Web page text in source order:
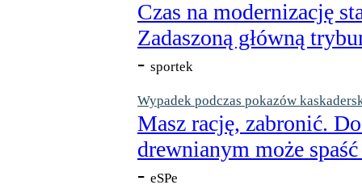
Czas na modernizację
Zadaszoną główną
- sportek
Wypadek podczas pokazów
Masz rację, zabronić.
drewnianym może
- eSPe